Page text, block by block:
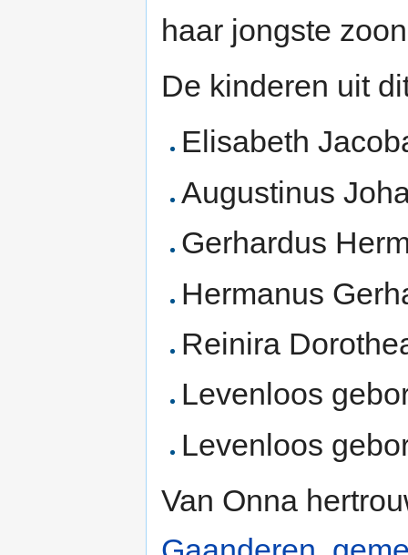
haar jongste
De kinderen uit
Elisabeth
Augustinus
Gerhardus
Hermanus
Reinira
Levenloos
Levenloos
Van Onna